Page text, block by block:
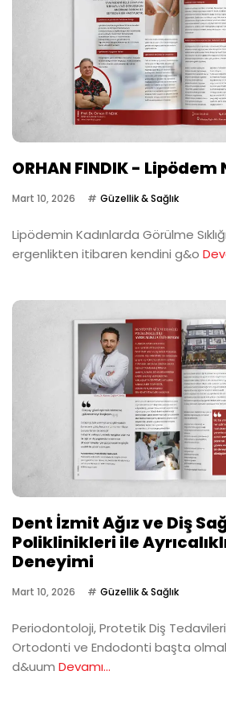
ORHAN FINDIK - Lipödem
Mart 10, 2026 Güzellik & Sağlık
Lipödemin Kadınlarda Görülme
ergenlikten itibaren kendini g&o
Dent İzmit Ağız ve Diş
Poliklinikleri ile
Deneyimi
Mart 10, 2026 Güzellik & Sağlık
Periodontoloji, Protetik Diş
Ortodonti ve Endodonti başta
d&uum Devamı...